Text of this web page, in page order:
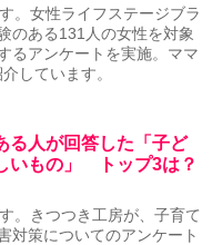
。女性ライフステージブラ
のある131人の女性を対象
るアンケートを実施。ママ
しています。
る人が回答した「子ど
いもの」 トップ3は？
。きつつき工房が、子育て
対策についてのアンケート